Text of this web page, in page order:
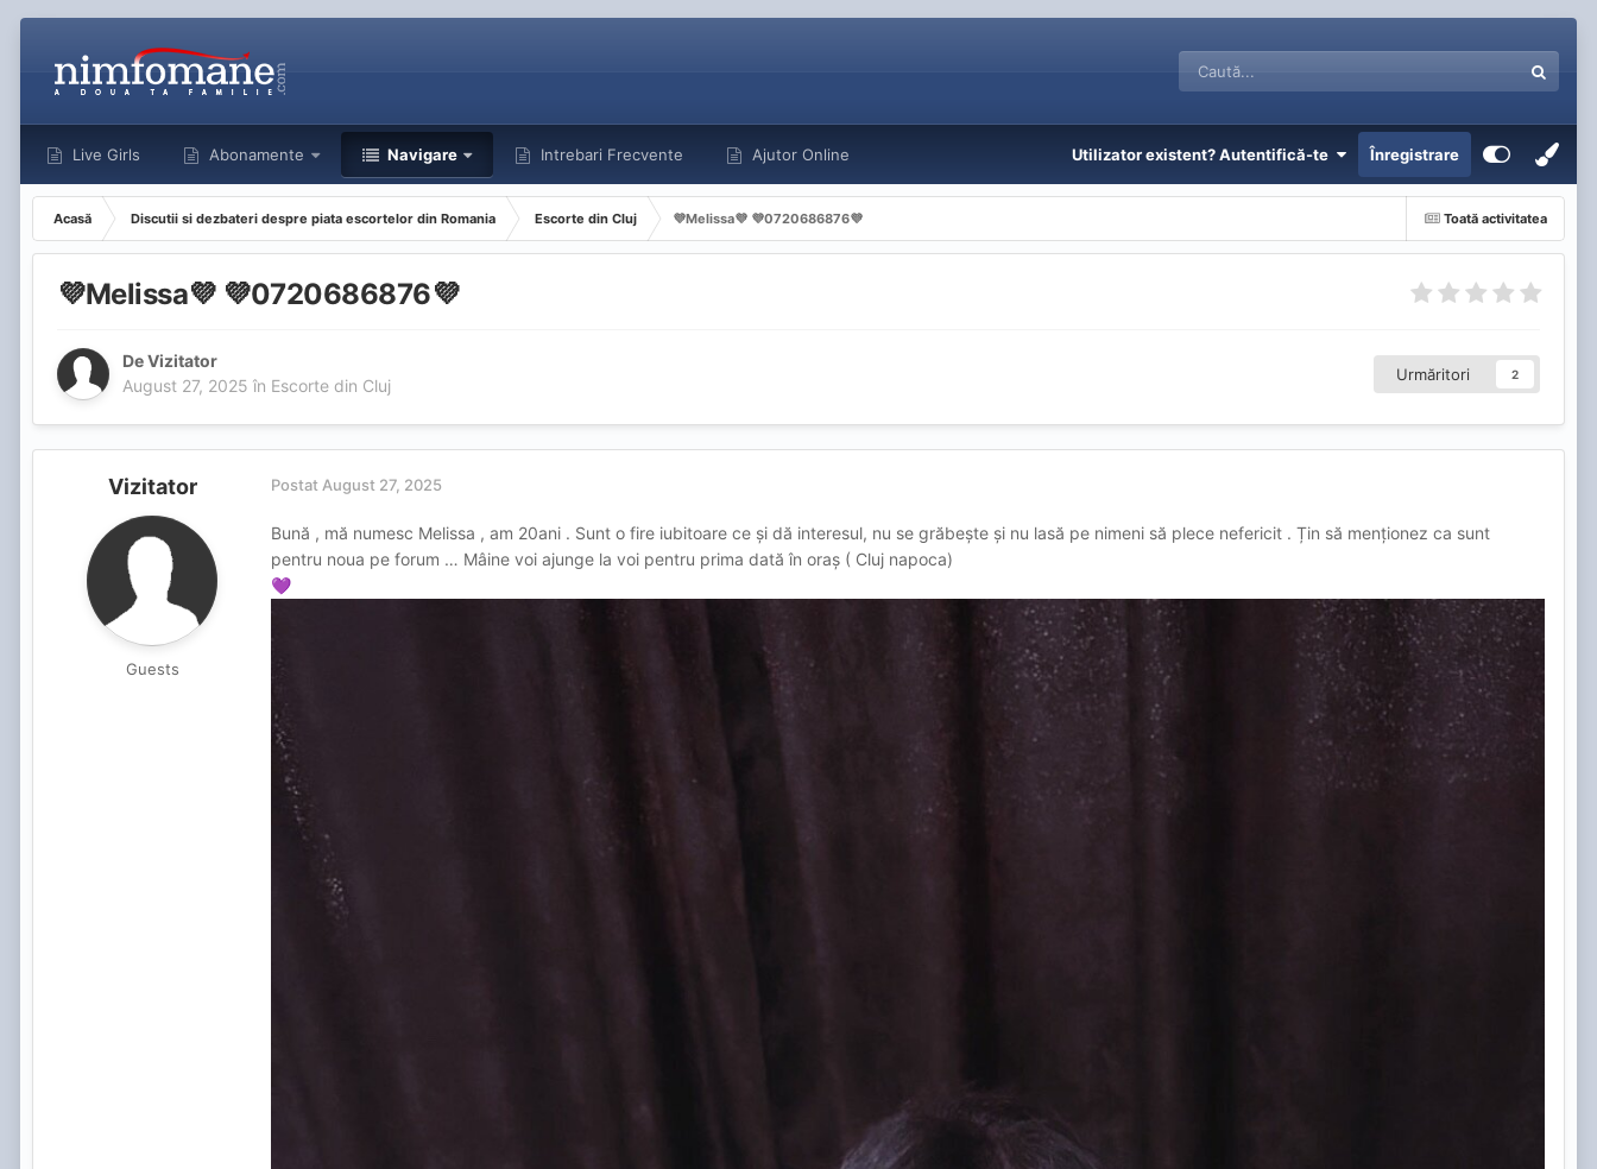
Live Girls Abonamente Navigare Intrebari Frecvente Ajutor Online Utilizator existent? Autentifică-te Înregistrare
Toată activitatea
Acasă Discutii si dezbateri despre piata escortelor din Romania Escorte din Cluj 💜Melissa💜 💜0720686876💜
💜Melissa💜 💜0720686876💜
De Vizitator
August 27, 2025 în Escorte din Cluj
Urmăritori 2
Vizitator
Guests
Postat August 27, 2025
Bună , mă numesc Melissa , am 20ani . Sunt o fire iubitoare ce și dă interesul, nu se grăbește și nu lasă pe nimeni să plece nefericit . Țin să menționez ca sunt
pentru noua pe forum … Mâine voi ajunge la voi pentru prima dată în oraș ( Cluj napoca)
💜